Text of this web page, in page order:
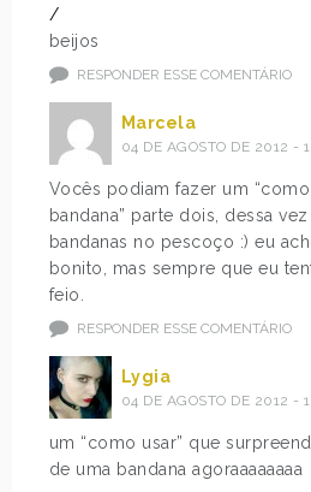
/
beijos
RESPONDER ESSE COMENTÁRIO
Marcela
04 DE AGOSTO DE 2012 -
Vocês podiam fazer um “como
bandana” parte dois, dessa
bandanas no pescoço :) eu
bonito, mas sempre que eu
feio.
RESPONDER ESSE COMENTÁRIO
Lygia
04 DE AGOSTO DE 2012 -
um “como usar” que
de uma bandana agoraaaaaaaa